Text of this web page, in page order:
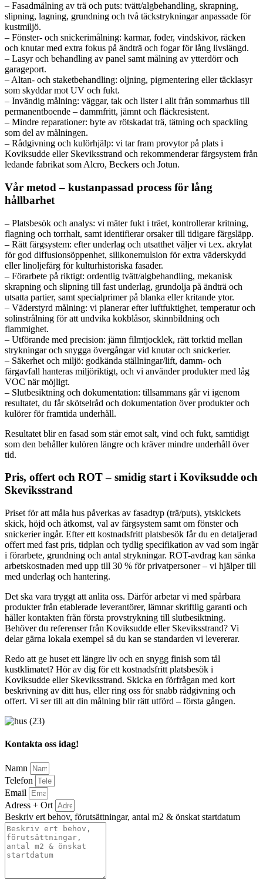
– Fasadmålning av trä och puts: tvätt/algbehandling, skrapning,
slipning, lagning, grundning och två täckstrykningar anpassade för
kustmiljö.
– Fönster- och snickerimålning: karmar, foder, vindskivor, räcken
och knutar med extra fokus på ändträ och fogar för lång livslängd.
– Lasyr och behandling av panel samt målning av ytterdörr och
garageport.
– Altan- och staketbehandling: oljning, pigmentering eller täcklasyr
som skyddar mot UV och fukt.
– Invändig målning: väggar, tak och lister i allt från sommarhus till
permanentboende – dammfritt, jämnt och fläckresistent.
– Mindre reparationer: byte av rötskadat trä, tätning och spackling
som del av målningen.
– Rådgivning och kulörhjälp: vi tar fram provytor på plats i
Koviksudde eller Skeviksstrand och rekommenderar färgsystem från
ledande fabrikat som Alcro, Beckers och Jotun.
Vår metod – kustanpassad process för lång
hållbarhet
– Platsbesök och analys: vi mäter fukt i träet, kontrollerar kritning,
flagning och torrhalt, samt identifierar orsaker till tidigare färgsläpp.
– Rätt färgsystem: efter underlag och utsatthet väljer vi t.ex. akrylat
för god diffusionsöppenhet, silikonemulsion för extra väderskydd
eller linoljefärg för kulturhistoriska fasader.
– Förarbete på riktigt: ordentlig tvätt/algbehandling, mekanisk
skrapning och slipning till fast underlag, grundolja på ändträ och
utsatta partier, samt specialprimer på blanka eller kritande ytor.
– Väderstyrd målning: vi planerar efter luftfuktighet, temperatur och
solinstrålning för att undvika kokblåsor, skinnbildning och
flammighet.
– Utförande med precision: jämn filmtjocklek, rätt torktid mellan
strykningar och snygga övergångar vid knutar och snickerier.
– Säkerhet och miljö: godkända ställningar/lift, damm- och
färgavfall hanteras miljöriktigt, och vi använder produkter med låg
VOC när möjligt.
– Slutbesiktning och dokumentation: tillsammans går vi igenom
resultatet, du får skötselråd och dokumentation över produkter och
kulörer för framtida underhåll.
Resultatet blir en fasad som står emot salt, vind och fukt, samtidigt
som den behåller kulören längre och kräver mindre underhåll över
tid.
Pris, offert och ROT – smidig start i Koviksudde och
Skeviksstrand
Priset för att måla hus påverkas av fasadtyp (trä/puts), ytskickets
skick, höjd och åtkomst, val av färgsystem samt om fönster och
snickerier ingår. Efter ett kostnadsfritt platsbesök får du en detaljerad
offert med fast pris, tidplan och tydlig specifikation av vad som ingår
i förarbete, grundning och antal strykningar. ROT-avdrag kan sänka
arbetskostnaden med upp till 30 % för privatpersoner – vi hjälper till
med underlag och hantering.
Det ska vara tryggt att anlita oss. Därför arbetar vi med spårbara
produkter från etablerade leverantörer, lämnar skriftlig garanti och
håller kontakten från första provstrykning till slutbesiktning.
Behöver du referenser från Koviksudde eller Skeviksstrand? Vi
delar gärna lokala exempel så du kan se standarden vi levererar.
Redo att ge huset ett längre liv och en snygg finish som tål
kustklimatet? Hör av dig för ett kostnadsfritt platsbesök i
Koviksudde eller Skeviksstrand. Skicka en förfrågan med kort
beskrivning av ditt hus, eller ring oss för snabb rådgivning och
offert. Vi ser till att din målning blir rätt utförd – första gången.
Kontakta oss idag!
Namn
Telefon
Email
Adress + Ort
Beskriv ert behov, förutsättningar, antal m2 & önskat startdatum